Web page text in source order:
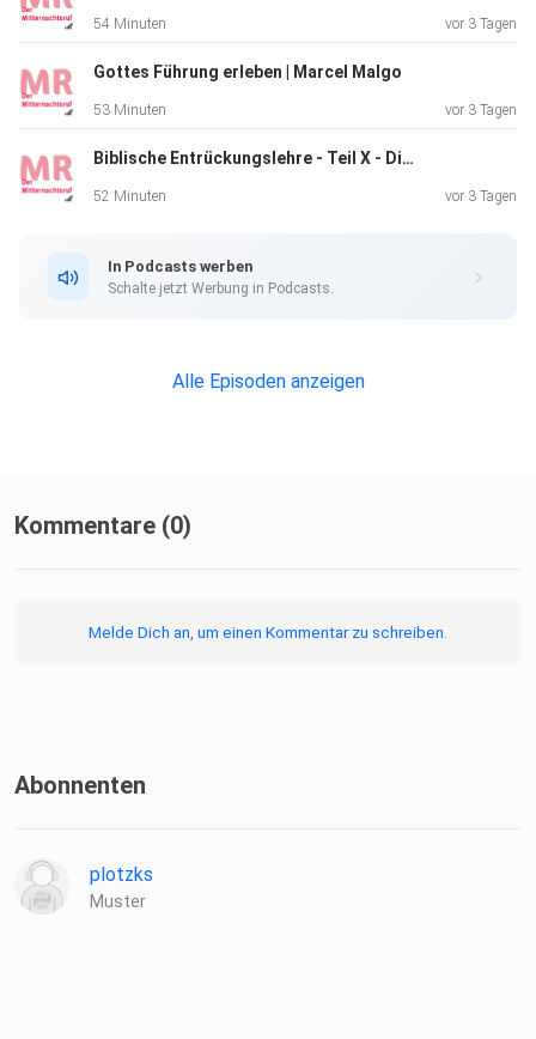
(Römer
54 Minuten vor 3 Tagen
Gottes Führung erleben | Marcel Malgo
53 Minuten vor 3 Tagen
Biblische Entrückungslehre - Teil X - Die Hinwegnahme dessen, was noch aufhält | Norbert Lieth
52 Minuten vor 3 Tagen
In Podcasts werben
Schalte jetzt Werbung in Podcasts.
Alle Episoden anzeigen
Kommentare (0)
Melde Dich an, um einen Kommentar zu schreiben.
Abonnenten
plotzks
Muster